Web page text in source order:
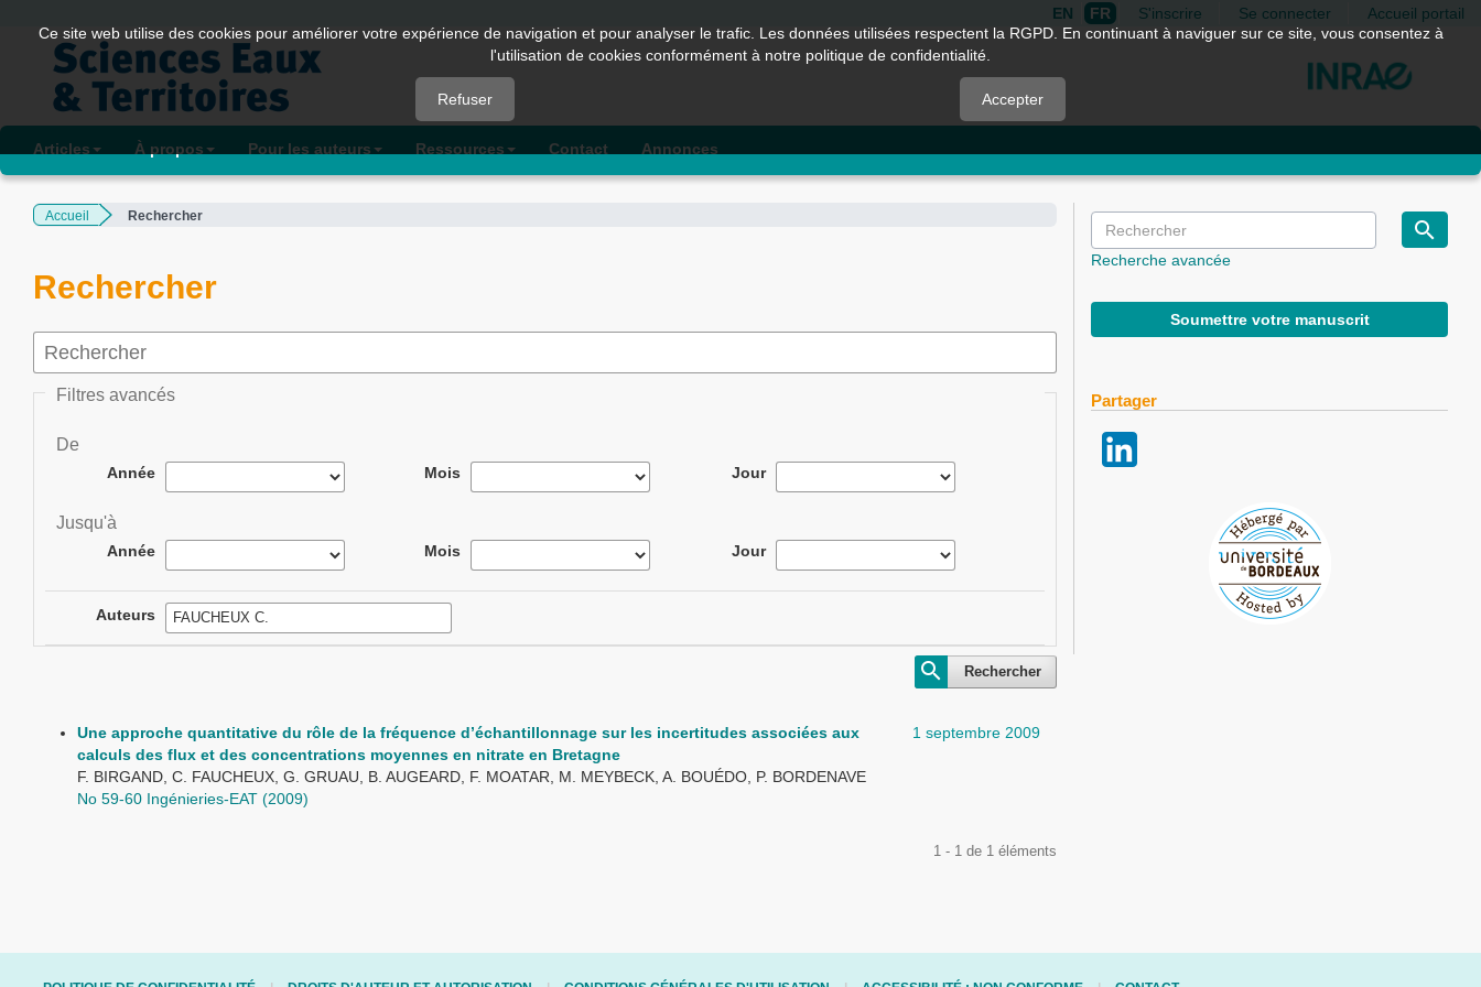
Quick
jump
page
content
Navigation
Main
Sidebar
EN FR S'inscrire Se connecter Accueil portail
Articles À propos Pour les auteurs Ressources Contact Annonces
Accueil Rechercher
Rechercher
Filtres avancés
De
Année Mois Jour
Jusqu'à
Année Mois Jour
Auteurs
Rechercher
1 septembre 2009
Une approche quantitative du rôle de la fréquence d’échantillonnage sur les incertitudes associées aux
calculs des flux et des concentrations moyennes en nitrate en Bretagne
F. BIRGAND, C. FAUCHEUX, G. GRUAU, B. AUGEARD, F. MOATAR, M. MEYBECK, A. BOUÉDO, P. BORDENAVE
No 59-60 Ingénieries-EAT (2009)
1 - 1 de 1 éléments
Recherche avancée
Soumettre votre manuscrit
Partager
Ce site web utilise des cookies pour améliorer votre expérience de navigation et pour analyser le trafic. Les données utilisées respectent la RGPD. En continuant à naviguer sur ce site, vous consentez à
l'utilisation de cookies conformément à notre politique de confidentialité.
Refuser Accepter